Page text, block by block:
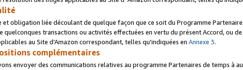
et obligation liée découlant de quelque façon que ce soit du Programme
quelconques transactions ou activités effectuées en vertu du présent Accord, ou
au Site d’Amazon correspondant, telles qu'indiquées en Annexe 3.
complémentaires
envoyer des communications relatives au programme Partenaires de temps à